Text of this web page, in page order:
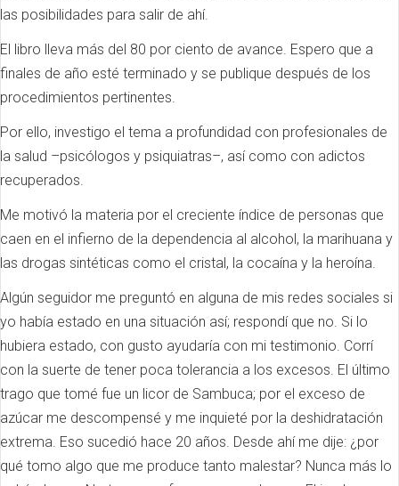
las posibilidades para salir de ahí.
El libro lleva más del 80 por ciento de avance. Espero que a
finales de año esté terminado y se publique después de los
procedimientos pertinentes.
Por ello, investigo el tema a profundidad con profesionales de
la salud –psicólogos y psiquiatras–, así como con adictos
recuperados.
Me motivó la materia por el creciente índice de personas que
caen en el infierno de la dependencia al alcohol, la marihuana y
las drogas sintéticas como el cristal, la cocaína y la heroína.
Algún seguidor me preguntó en alguna de mis redes sociales si
yo había estado en una situación así; respondí que no. Si lo
hubiera estado, con gusto ayudaría con mi testimonio. Corrí
con la suerte de tener poca tolerancia a los excesos. El último
trago que tomé fue un licor de Sambuca; por el exceso de
azúcar me descompensé y me inquieté por la deshidratación
extrema. Eso sucedió hace 20 años. Desde ahí me dije: ¿por
qué tomo algo que me produce tanto malestar? Nunca más lo